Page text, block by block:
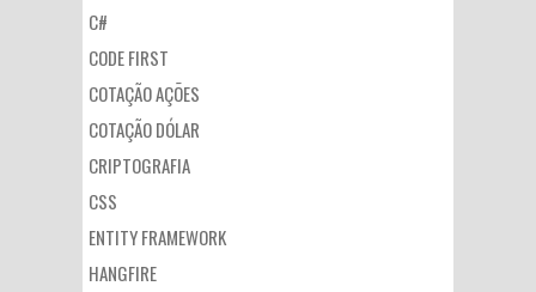
C#
CODE FIRST
COTAÇÃO AÇÕES
COTAÇÃO DÓLAR
CRIPTOGRAFIA
CSS
ENTITY FRAMEWORK
HANGFIRE